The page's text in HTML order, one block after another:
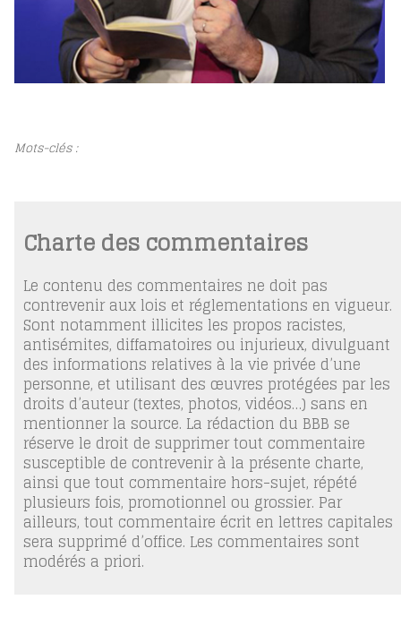
Mots-clés :
Charte des commentaires
Le contenu des commentaires ne doit pas
contrevenir aux lois et réglementations en vigueur.
Sont notamment illicites les propos racistes,
antisémites, diffamatoires ou injurieux, divulguant
des informations relatives à la vie privée d’une
personne, et utilisant des œuvres protégées par les
droits d’auteur (textes, photos, vidéos…) sans en
mentionner la source. La rédaction du BBB se
réserve le droit de supprimer tout commentaire
susceptible de contrevenir à la présente charte,
ainsi que tout commentaire hors-sujet, répété
plusieurs fois, promotionnel ou grossier. Par
ailleurs, tout commentaire écrit en lettres capitales
sera supprimé d’office. Les commentaires sont
modérés a priori.